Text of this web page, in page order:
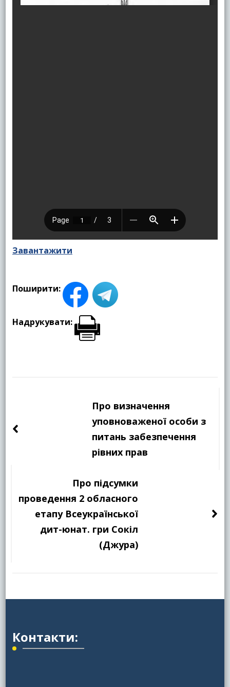
Завантажити
Поширити:
Надрукувати:
запису
Про визначення
уповноваженої особи з
питань забезпечення
рівних прав
Про підсумки
проведення 2 обласного
етапу Всеукраїнської
дит-юнат. гри Сокіл
(Джура)
Контакти: